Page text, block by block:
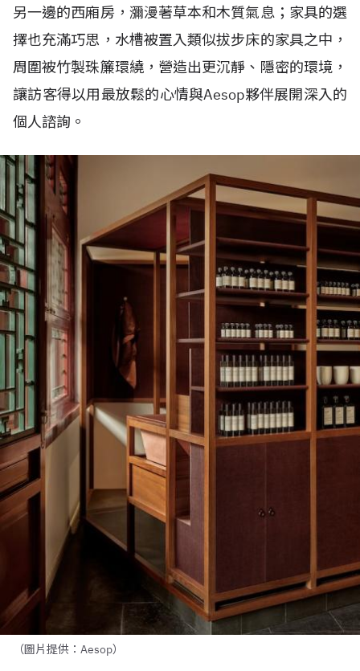
另一邊的西廂房，瀰漫著草本和木質氣息；家具的選
擇也充滿巧思，水槽被置入類似拔步床的家具之中，
周圍被竹製珠簾環繞，營造出更沉靜、隱密的環境，
讓訪客得以用最放鬆的心情與Aesop夥伴展開深入的
個人諮詢。
（圖片提供：Aesop）